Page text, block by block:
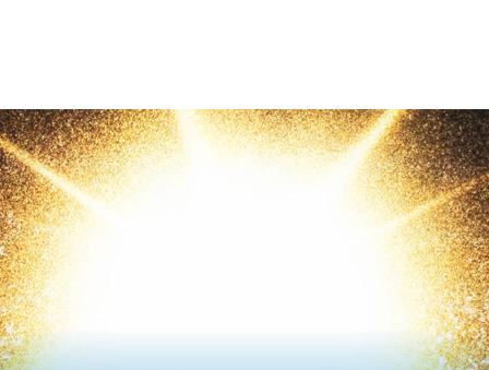
ΣΠΟΥΔΕΣ
ΣΥΝΕΡΓΕΙΕΣ
ΒΙΒΛΙΟΘΗΚΗ